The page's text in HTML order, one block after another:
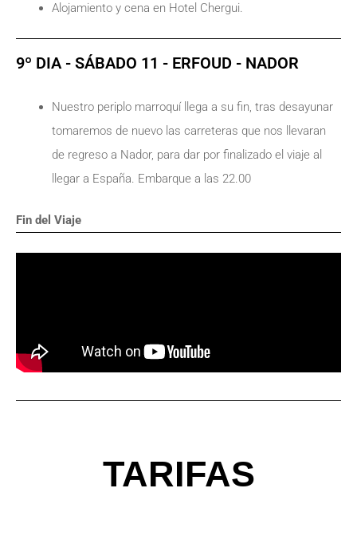
Alojamiento y cena en Hotel Chergui.
9º DIA - SÁBADO 11 - ERFOUD - NADOR
Nuestro periplo marroquí llega a su fin, tras desayunar
tomaremos de nuevo las carreteras que nos llevaran
de regreso a Nador, para dar por finalizado el viaje al
llegar a España. Embarque a las 22.00
Fin del Viaje
TARIFAS